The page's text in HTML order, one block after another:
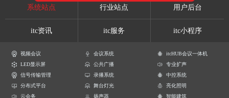
系统站点 行业站点 用户后台
itc资讯 itc服务 itc小程序
视频会议 会议系统
itcHUB会议一体机
LED显示屏
公共广播
专业扩声
信号传输管理
录播系统
中控系统
分布式平台
舞台灯光
亮化照明
云会务
扬声器
智能建筑